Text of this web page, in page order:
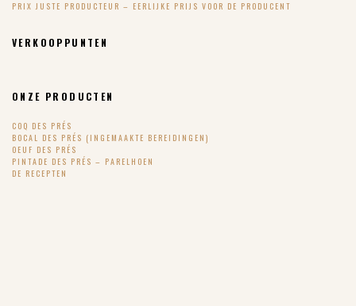
PRIX JUSTE PRODUCTEUR – EERLIJKE PRIJS VOOR DE PRODUCENT
VERKOOPPUNTEN
ONZE PRODUCTEN
COQ DES PRÉS
BOCAL DES PRÉS (INGEMAAKTE BEREIDINGEN)
OEUF DES PRÉS
PINTADE DES PRÉS – PARELHOEN
DE RECEPTEN